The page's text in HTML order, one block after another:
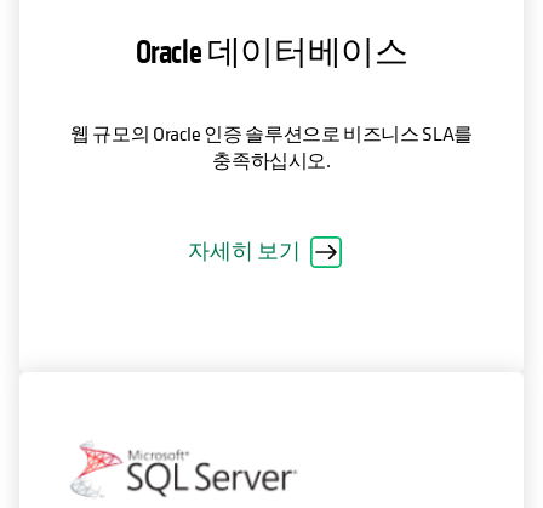
Oracle 데이터베이스
웹 규모의 Oracle 인증 솔루션으로 비즈니스 SLA를
충족하십시오.
자세히 보기